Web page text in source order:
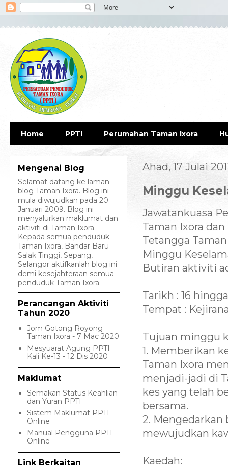
Home PPTI Perumahan Taman Ixora
Ahad, 17 Julai
Minggu
Jawatankuasa
Taman Ixora
Tetangga
Minggu
Butiran aktiviti
Tarikh : 16
Tempat :
Tujuan minggu
1. Memberikan
Taman Ixora
menjadi-jadi di
kes yang telah
bersama.
2.
mewujudkan
Kaedah:
Mengenai Blog
Selamat datang ke laman
blog Taman Ixora. Blog ini
mula diwujudkan pada 20
Januari 2009. Blog ini
menyalurkan maklumat dan
aktiviti di Taman Ixora.
Kepada semua penduduk
Taman Ixora, Bandar Baru
Salak Tinggi, Sepang,
Selangor aktifkanlah blog ini
demi kesejahteraan semua
penduduk Taman Ixora.
Perancangan Aktiviti
Tahun 2020
Jom Gotong Royong
Taman Ixora - 7 Mac 2020
Mesyuarat Agung PPTI
Kali Ke-13 - 12 Dis 2020
Maklumat
Semakan Status Keahlian
dan Yuran PPTI
Sistem Maklumat PPTI
Online
Manual Pengguna PPTI
Online
Link Berkaitan